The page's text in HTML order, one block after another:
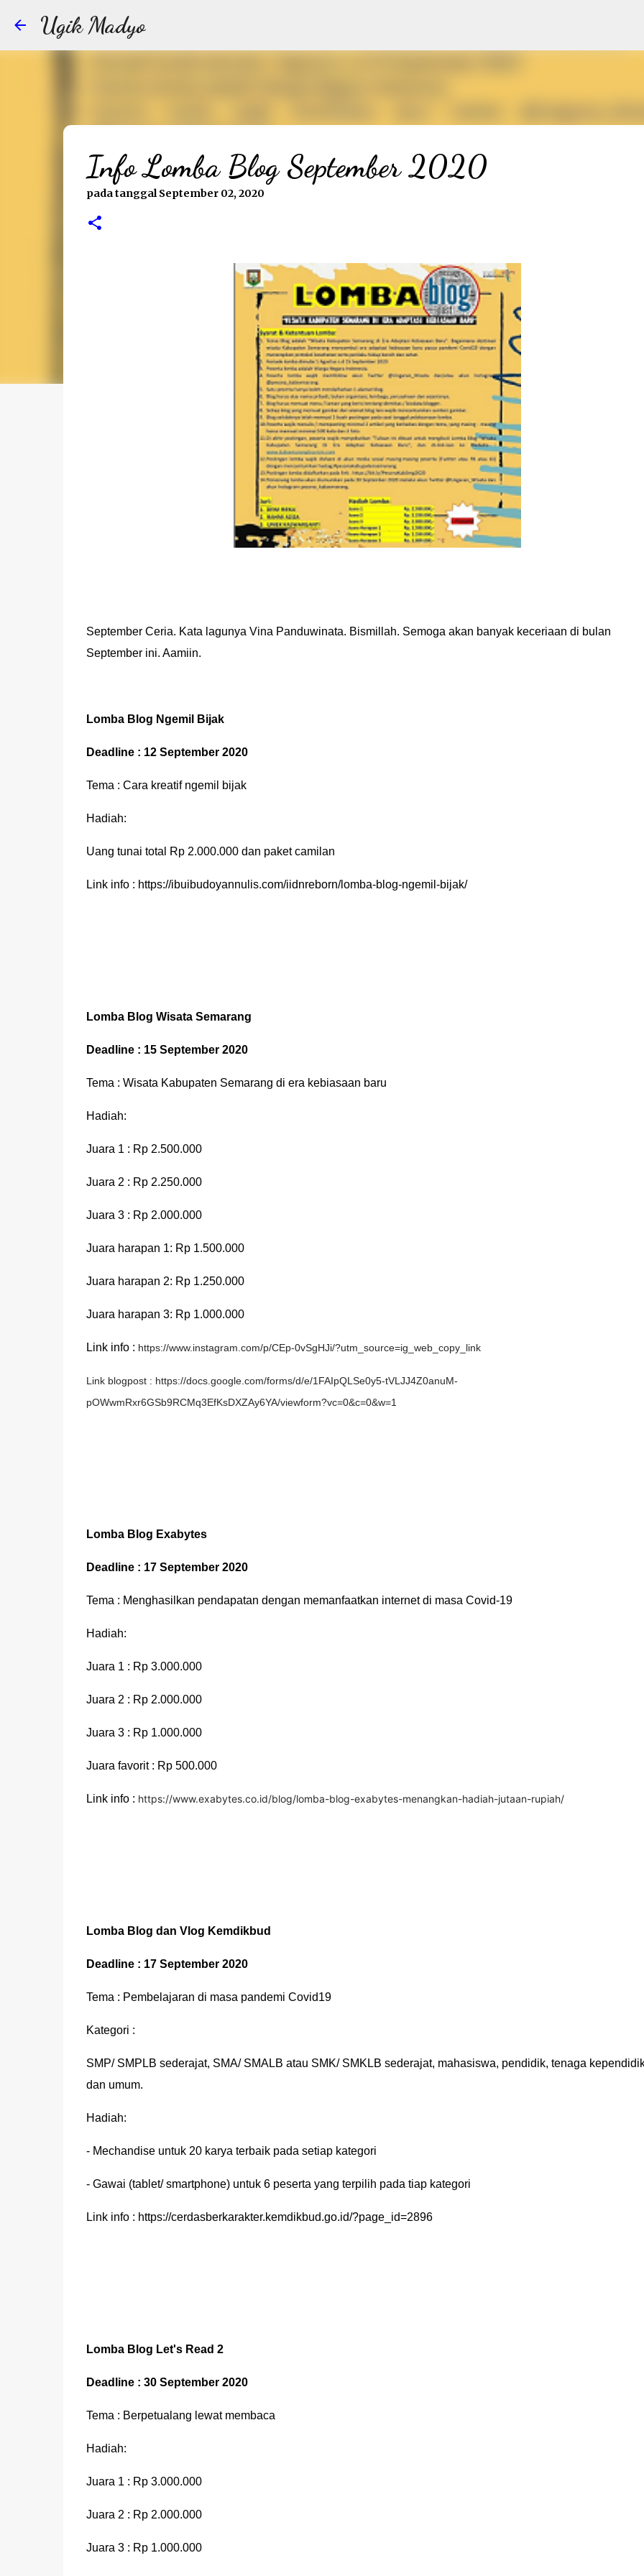
Ugik Madyo
Info Lomba Blog September 2020
pada tanggalSeptember 02, 2020
September Ceria. Kata lagunya Vina Panduwinata. Bismillah. Semoga akan banyak keceriaan di bulan
September ini. Aamiin.
Lomba Blog Ngemil Bijak
Deadline : 12 September 2020
Tema : Cara kreatif ngemil bijak
Hadiah:
Uang tunai total Rp 2.000.000 dan paket camilan
Link info : https://ibuibudoyannulis.com/iidnreborn/lomba-blog-ngemil-bijak/
Lomba Blog Wisata Semarang
Deadline : 15 September 2020
Tema : Wisata Kabupaten Semarang di era kebiasaan baru
Hadiah:
Juara 1 : Rp 2.500.000
Juara 2 : Rp 2.250.000
Juara 3 : Rp 2.000.000
Juara harapan 1: Rp 1.500.000
Juara harapan 2: Rp 1.250.000
Juara harapan 3: Rp 1.000.000
Link info : https://www.instagram.com/p/CEp-0vSgHJi/?utm_source=ig_web_copy_link
Link blogpost : https://docs.google.com/forms/d/e/1FAIpQLSe0y5-tVLJJ4Z0anuM-
pOWwmRxr6GSb9RCMq3EfKsDXZAy6YA/viewform?vc=0&c=0&w=1
Lomba Blog Exabytes
Deadline : 17 September 2020
Tema : Menghasilkan pendapatan dengan memanfaatkan internet di masa Covid-19
Hadiah:
Juara 1 : Rp 3.000.000
Juara 2 : Rp 2.000.000
Juara 3 : Rp 1.000.000
Juara favorit : Rp 500.000
Link info : https://www.exabytes.co.id/blog/lomba-blog-exabytes-menangkan-hadiah-jutaan-rupiah/
Lomba Blog dan Vlog Kemdikbud
Deadline : 17 September 2020
Tema : Pembelajaran di masa pandemi Covid19
Kategori :
SMP/ SMPLB sederajat, SMA/ SMALB atau SMK/ SMKLB sederajat, mahasiswa, pendidik, tenaga
dan umum.
Hadiah:
- Mechandise untuk 20 karya terbaik pada setiap kategori
- Gawai (tablet/ smartphone) untuk 6 peserta yang terpilih pada tiap kategori
Link info : https://cerdasberkarakter.kemdikbud.go.id/?page_id=2896
Lomba Blog Let's Read 2
Deadline : 30 September 2020
Tema : Berpetualang lewat membaca
Hadiah:
Juara 1 : Rp 3.000.000
Juara 2 : Rp 2.000.000
Juara 3 : Rp 1.000.000